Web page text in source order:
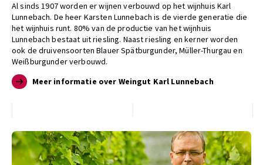
Al sinds 1907 worden er wijnen verbouwd op het wijnhuis Karl
Lunnebach. De heer Karsten Lunnebach is de vierde generatie die
het wijnhuis runt. 80% van de productie van het wijnhuis
Lunnebach bestaat uit riesling. Naast riesling en kerner worden
ook de druivensoorten Blauer Spätburgunder, Müller-Thurgau en
Weißburgunder verbouwd.
Meer informatie over Weingut Karl Lunnebach